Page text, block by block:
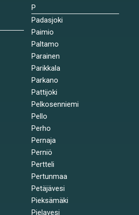
P
Padasjoki
Paimio
Paltamo
Parainen
Parikkala
Parkano
Pattijoki
Pelkosenniemi
Pello
Perho
Pernaja
Perniö
Pertteli
Pertunmaa
Petäjävesi
Pieksämäki
Pielavesi